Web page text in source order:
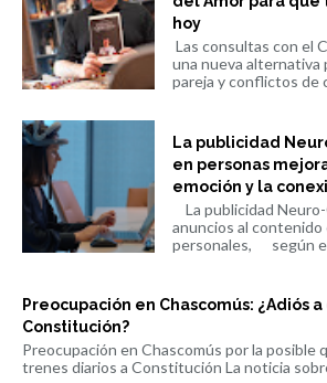
hoy
Las consultas con el
una nueva alternativa
pareja y conflictos de
La publicidad
en personas
emoción y la
La publicidad
anuncios al
personales, según el
Preocupación en Chascomús: ¿Adiós
Constitución?
Preocupación en Chascomús por la posible
trenes diarios a Constitución La noticia